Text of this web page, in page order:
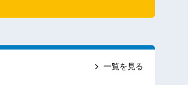
一覧を見る